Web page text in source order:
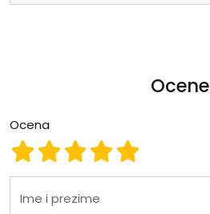
Ocene
Ocena
Ocena 5
Ocena 4
Ocena 3
Ocena 2
Ocena 1
Ime i prezime